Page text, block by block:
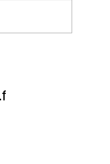
l’hiver